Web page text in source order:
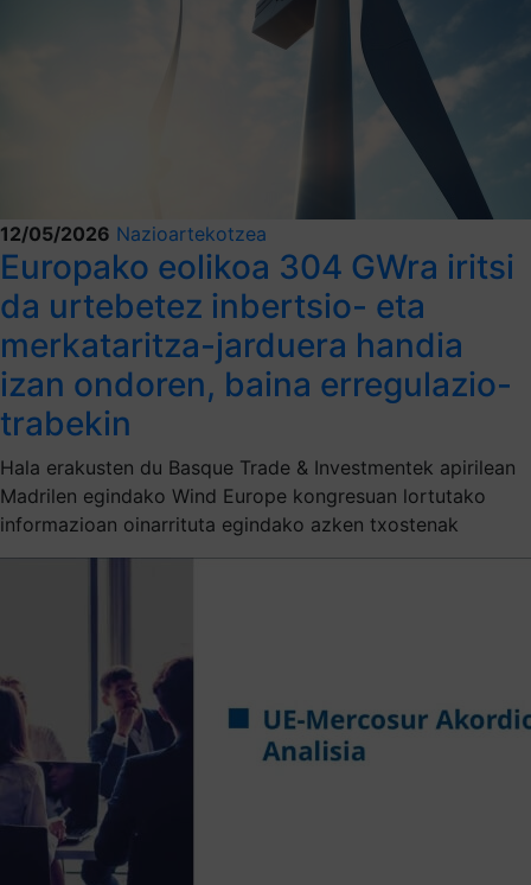
12/05/2026 Nazioartekotzea
Europako eolikoa 304 GWra iritsi
da urtebetez inbertsio- eta
merkataritza-jarduera handia
izan ondoren, baina erregulazio-
trabekin
Hala erakusten du Basque Trade & Investmentek apirilean
Madrilen egindako Wind Europe kongresuan lortutako
informazioan oinarrituta egindako azken txostenak